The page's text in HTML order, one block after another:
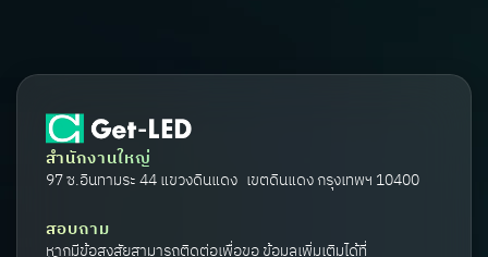
สำนักงานใหญ่
97 ซ.อินทามระ 44 แขวงดินแดง เขตดินแดง กรุงเทพฯ 10400
สอบถาม
หากมีข้อสงสัยสามารถติดต่อเพื่อขอ ข้อมูลเพิ่มเติมได้ที่